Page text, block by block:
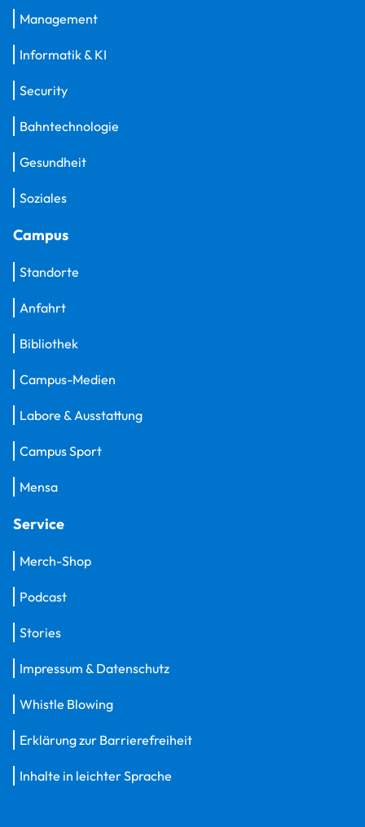
Management
Informatik & KI
Security
Bahntechnologie
Gesundheit
Soziales
Campus
Standorte
Anfahrt
Bibliothek
Campus-Medien
Labore & Ausstattung
Campus Sport
Mensa
Service
Merch-Shop
Podcast
Stories
Impressum & Datenschutz
Whistle Blowing
Erklärung zur Barrierefreiheit
Inhalte in leichter Sprache